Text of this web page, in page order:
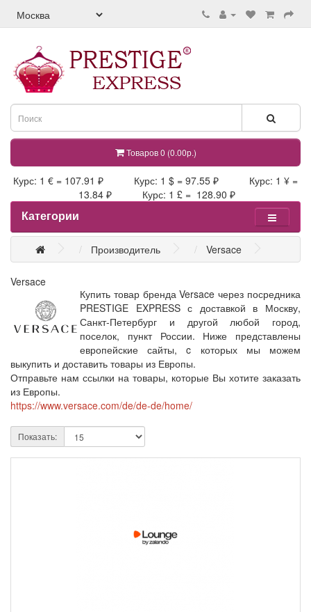
Товаров 0 (0.00р.)
Курс: 1 € = 107.91 ₽ Курс: 1 $ = 97.55 ₽ Курс: 1 ¥ =
13.84 ₽ Курс: 1 £ = 128.90 ₽
Категории
Производитель Versace
Versace
Купить товар бренда Versace через посредника
PRESTIGE EXPRESS с доставкой в Москву,
Санкт-Петербург и другой любой город,
поселок, пункт России. Ниже представлены
европейские сайты, c которых мы можем
выкупить и доставить товары из Европы.
Отправьте нам ссылки на товары, которые Вы хотите заказать
из Европы.
https://www.versace.com/de/de-de/home/
Показать: